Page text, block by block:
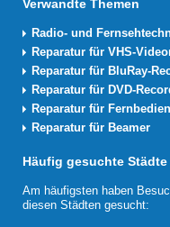
Verwandte Themen
Radio- und
Reparatur für VHS-
Reparatur für BluRay-
Reparatur für DVD-
Reparatur für
Reparatur für Beamer
Häufig gesuchte Städte
Am häufigsten haben
diesen Städten gesucht: